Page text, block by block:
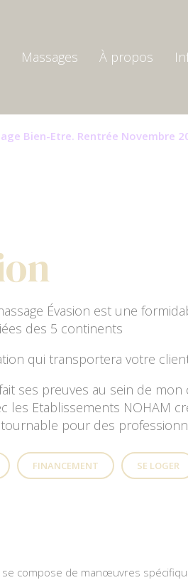
Massages À propos
Bien-Etre. Rentrée Novembre
2026
Évasion est une
des 5 continents
qui transportera votre
ses preuves au sein de mon
les Etablissements NOHAM
pour des
FINANCEMENT SE LOGER
compose de manœuvres